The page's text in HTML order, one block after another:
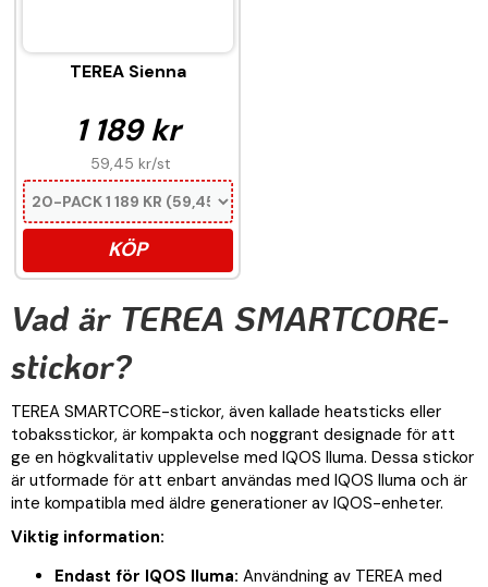
TEREA Sienna
1 189 kr
59,45 kr/st
KÖP
Vad är TEREA SMARTCORE-
stickor?
TEREA SMARTCORE-stickor, även kallade heatsticks eller
tobaksstickor, är kompakta och noggrant designade för att
ge en högkvalitativ upplevelse med IQOS Iluma. Dessa stickor
är utformade för att enbart användas med IQOS Iluma och är
inte kompatibla med äldre generationer av IQOS-enheter.
Viktig information:
Endast för IQOS Iluma: Användning av TEREA med